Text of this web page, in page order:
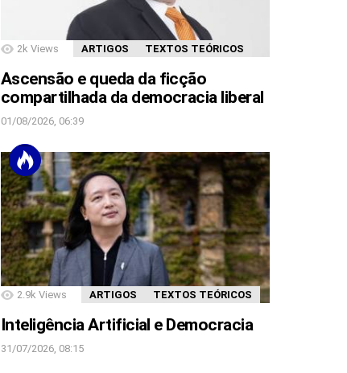
2k Views ARTIGOS TEXTOS TEÓRICOS
Ascensão e queda da ficção
compartilhada da democracia liberal
01/08/2026, 06:39
2.9k Views ARTIGOS TEXTOS TEÓRICOS
Inteligência Artificial e Democracia
31/07/2026, 08:15